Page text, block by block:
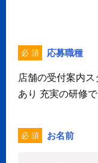
必 須 応募職種
店舗の受付案内
あり 充実の研修
必 須 お名前